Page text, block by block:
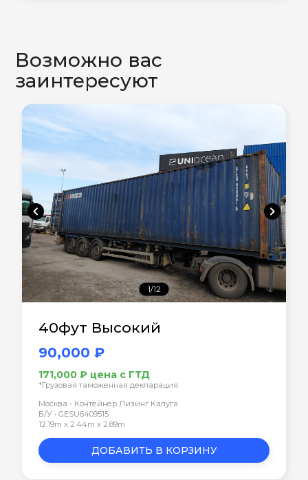
Возможно вас
заинтересуют
chevron_left chevron_right
1/12
40фут Высокий
90,000 ₽
171,000 ₽ цена с ГТД
*Грузовая таможенная декларация
Москва - Контейнер Лизинг Калуга
Б/У • GESU6409515
12.19m x 2.44m x 2.89m
ДОБАВИТЬ В КОРЗИНУ